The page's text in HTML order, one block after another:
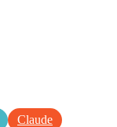
Claude